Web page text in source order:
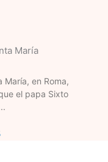
María
María, en Roma,
el papa Sixto